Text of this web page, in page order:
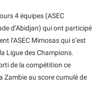
4 équipes (ASEC
d‘Abidjan) qui ont participé
l’ASEC Mimosas qui s’est
Ligue des Champions.
de la compétition ce
Zambie au score cumulé de